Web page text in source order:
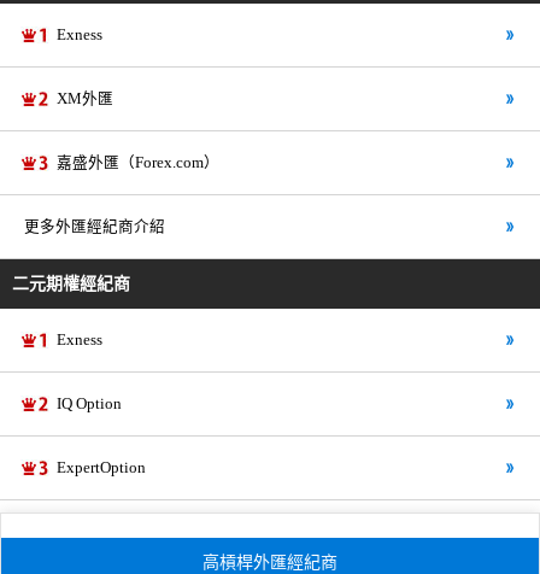
Exness
XM外匯
嘉盛外匯（Forex.com）
更多外匯經紀商介紹
二元期權經紀商
Exness
IQ Option
ExpertOption
高槓桿外匯經紀商